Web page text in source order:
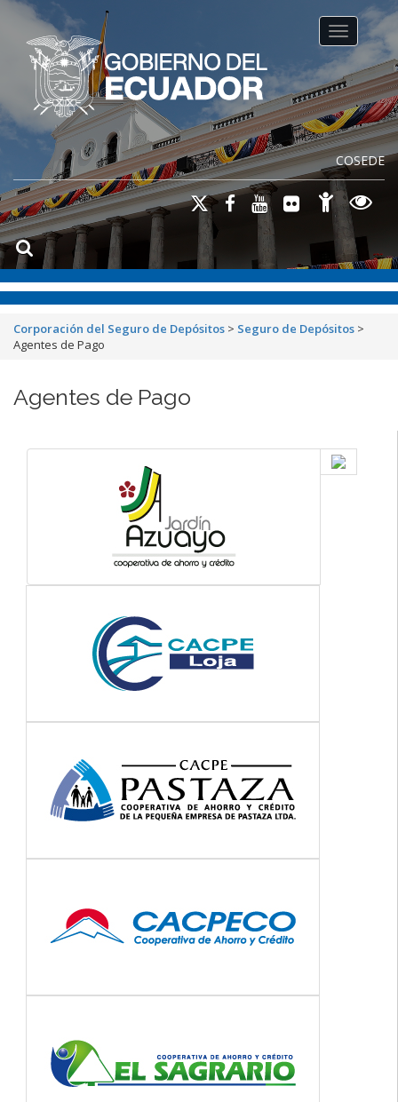
COSEDE
Toggle
Corporación del Seguro de Depósitos > Seguro de Depósitos >
Agentes de Pago
Agentes de Pago